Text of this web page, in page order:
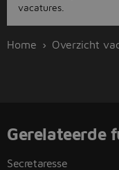
vacatures.
Home Overzicht
Gerelateerde
Secretaresse